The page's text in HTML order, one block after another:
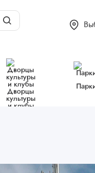
Дворцы
культуры
и клубы